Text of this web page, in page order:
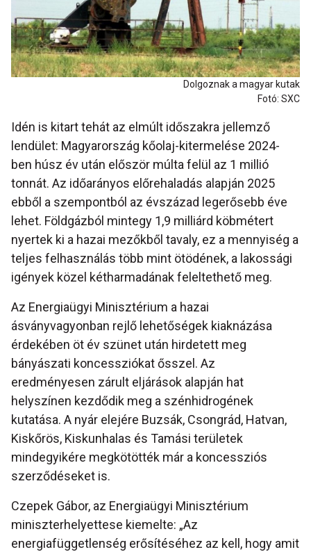
Dolgoznak a magyar kutak
Fotó: SXC
Idén is kitart tehát az elmúlt időszakra jellemző
lendület: Magyarország kőolaj-kitermelése 2024-
ben húsz év után először múlta felül az 1 millió
tonnát. Az időarányos előrehaladás alapján 2025
ebből a szempontból az évszázad legerősebb éve
lehet. Földgázból mintegy 1,9 milliárd köbmétert
nyertek ki a hazai mezőkből tavaly, ez a mennyiség a
teljes felhasználás több mint ötödének, a lakossági
igények közel kétharmadának feleltethető meg.
Az Energiaügyi Minisztérium a hazai
ásványvagyonban rejlő lehetőségek kiaknázása
érdekében öt év szünet után hirdetett meg
bányászati koncessziókat ősszel. Az
eredményesen zárult eljárások alapján hat
helyszínen kezdődik meg a szénhidrogének
kutatása. A nyár elejére Buzsák, Csongrád, Hatvan,
Kiskőrös, Kiskunhalas és Tamási területek
mindegyikére megkötötték már a koncessziós
szerződéseket is.
Czepek Gábor, az Energiaügyi Minisztérium
miniszterhelyettese kiemelte: „Az
energiafüggetlenség erősítéséhez az kell, hogy amit